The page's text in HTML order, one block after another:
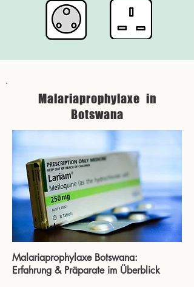
Malariaprophylaxe in
Botswana
Malariaprophylaxe Botswana:
Erfahrung & Präparate im Überblick